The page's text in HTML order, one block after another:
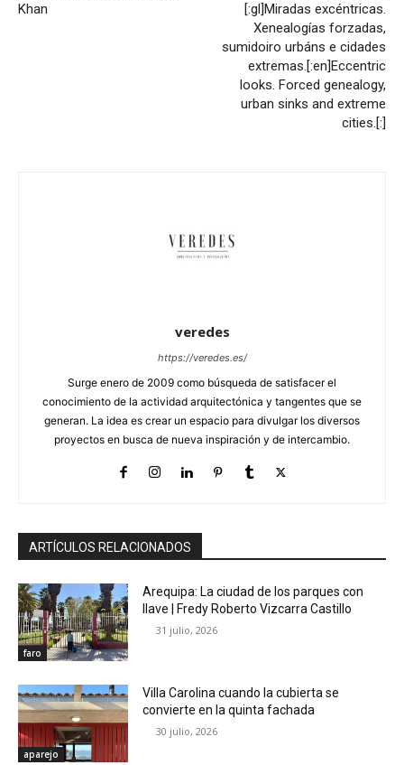
Khan
[:gl]Miradas excéntricas.
Xenealogías forzadas,
sumidoiro urbáns e cidades
extremas.[:en]Eccentric
looks. Forced genealogy,
urban sinks and extreme
cities.[:]
veredes
https://veredes.es/
Surge enero de 2009 como búsqueda de satisfacer el
conocimiento de la actividad arquitectónica y tangentes que se
generan. La idea es crear un espacio para divulgar los diversos
proyectos en busca de nueva inspiración y de intercambio.
ARTÍCULOS RELACIONADOS
faro
Arequipa: La ciudad de los parques con
llave | Fredy Roberto Vizcarra Castillo
31 julio, 2026
aparejo
Villa Carolina cuando la cubierta se
convierte en la quinta fachada
30 julio, 2026